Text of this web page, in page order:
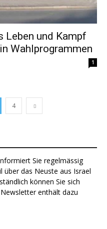
Leben und Kampf
Wahlprogrammen
1
4
Sie regelmässig
über das Neuste aus Israel
können Sie sich
enthält dazu